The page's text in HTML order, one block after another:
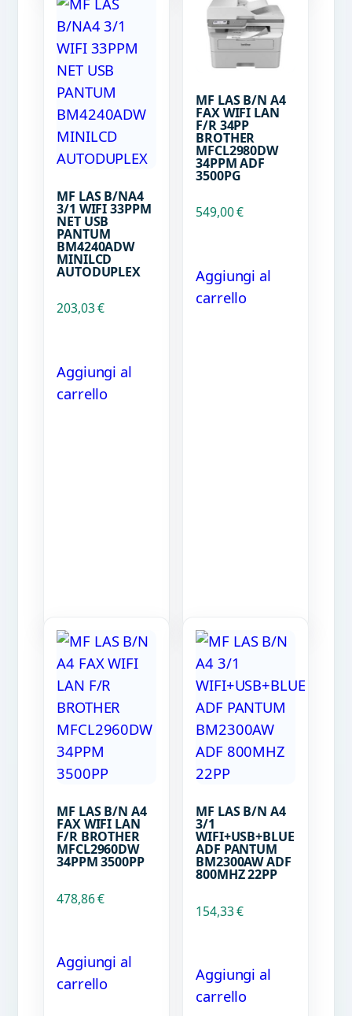
MF LAS B/NA4
3/1 WIFI 33PPM
NET USB
PANTUM
BM4240ADW
MINILCD
AUTODUPLEX
203,03€
Aggiungi al
carrello
MF LAS B/N A4
FAX WIFI LAN
F/R 34PP
BROTHER
MFCL2980DW
34PPM ADF
3500PG
549,00€
Aggiungi al
carrello
MF LAS B/N A4
FAX WIFI LAN
F/R BROTHER
MFCL2960DW
34PPM 3500PP
478,86€
Aggiungi al
carrello
MF LAS B/N A4
3/1
WIFI+USB+BLUE
ADF PANTUM
BM2300AW ADF
800MHZ 22PP
154,33€
Aggiungi al
carrello